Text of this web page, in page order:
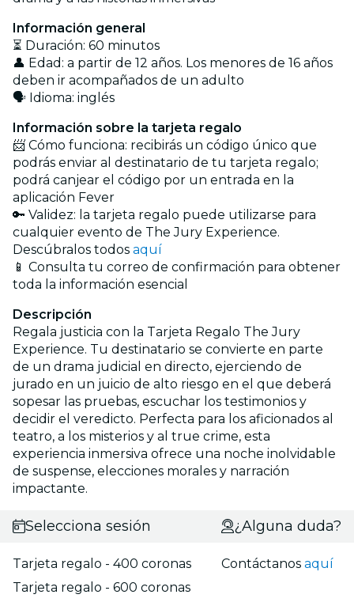
Información general
⏳ Duración: 60 minutos
👤 Edad: a partir de 12 años. Los menores de 16 años
deben ir acompañados de un adulto
🗣️ Idioma: inglés
Información sobre la tarjeta regalo
📨 Cómo funciona: recibirás un código único que
podrás enviar al destinatario de tu tarjeta regalo;
podrá canjear el código por un entrada en la
aplicación Fever
🔑 Validez: la tarjeta regalo puede utilizarse para
cualquier evento de The Jury Experience.
Descúbralos todos aquí
📱 Consulta tu correo de confirmación para obtener
toda la información esencial
Descripción
Regala justicia con la Tarjeta Regalo The Jury
Experience. Tu destinatario se convierte en parte
de un drama judicial en directo, ejerciendo de
jurado en un juicio de alto riesgo en el que deberá
sopesar las pruebas, escuchar los testimonios y
decidir el veredicto. Perfecta para los aficionados al
teatro, a los misterios y al true crime, esta
experiencia inmersiva ofrece una noche inolvidable
de suspense, elecciones morales y narración
impactante.
Selecciona sesión
Tarjeta regalo - 400 coronas
Tarjeta regalo - 600 coronas
¿Alguna duda?
Contáctanosaquí